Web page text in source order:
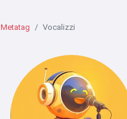
Metatag Vocalizzi